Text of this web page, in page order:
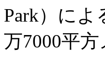
Park）に
万7000平